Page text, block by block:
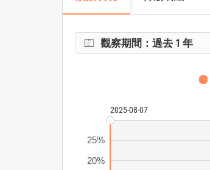
觀察期間：過去 1 年
2025-08-07
20%
25%